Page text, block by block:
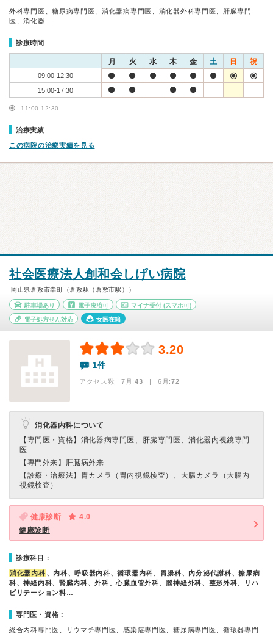
外科専門医、糖尿病専門医、消化器病専門医、消化器外科専門医、肝臓専門
医、消化器…
診療時間
月 火 水 木 金 土 日 祝
09:00-12:30
15:00-17:30
11:00-12:30
治療実績
この病院の治療実績を見る
社会医療法人創和会しげい病院
岡山県倉敷市幸町（倉敷駅（倉敷市駅））
駐車場あり 電子決済可 マイナ受付 (スマホ可)
電子処方せん対応 女医在籍
3.20
1件
アクセス数 7月:43 | 6月:72
消化器内科について
【専門医・資格】 消化器病専門医、肝臓専門医、消化器内視鏡専門
医
【専門外来】 肝臓病外来
【診療・治療法】 胃カメラ（胃内視鏡検査）、大腸カメラ（大腸内
視鏡検査）
健康診断
4.0
健康診断
診療科目：
消化器内科 、内科、呼吸器内科、循環器内科、胃腸科、内分泌代謝科、糖尿病
科、神経内科、腎臓内科、外科、心臓血管外科、脳神経外科、整形外科、リハ
ビリテーション科…
専門医・資格：
総合内科専門医、リウマチ専門医、感染症専門医、糖尿病専門医、循環器専門